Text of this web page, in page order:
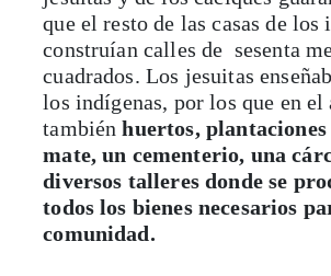
que el resto de las casas de los
construían calles de sesenta
cuadrados. Los jesuitas
los indígenas, por los que en el
tambiénhuertos, plantaciones
mate, un cementerio, una
diversos talleres donde se
todos los bienes necesarios
comunidad.